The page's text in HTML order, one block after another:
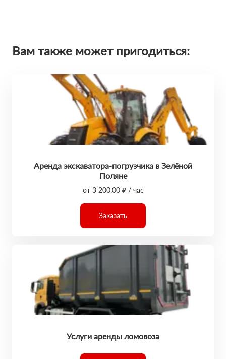
Вам также может пригодиться:
Аренда экскаватора-погрузчика в Зелёной
Поляне
от 3 200,00 ₽ / час
Заказать
Услуги аренды ломовоза